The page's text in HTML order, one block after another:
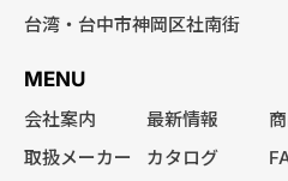
台湾・台中市神岡区社南街
MENU
会社案内 最新情報
取扱メーカー
カタログ